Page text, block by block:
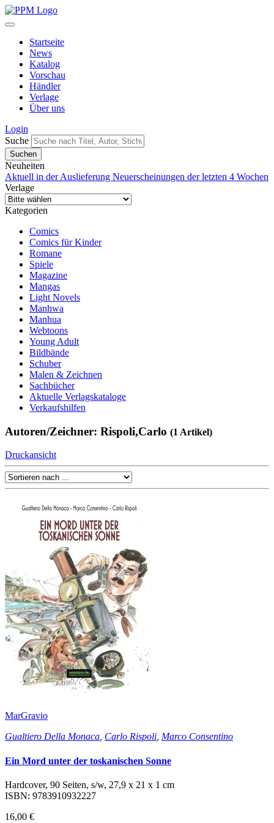
Startseite
News
Katalog
Vorschau
Händler
Verlage
Über uns
Login
Suche
Neuheiten
Aktuell in der Auslieferung Neuerscheinungen der letzten 4 Wochen
Verlage
Kategorien
Comics
Comics für Kinder
Romane
Spiele
Magazine
Mangas
Light Novels
Manhwa
Manhua
Webtoons
Young Adult
Bildbände
Schuber
Malen & Zeichnen
Sachbücher
Aktuelle Verlagskataloge
Verkaufshilfen
Autoren/Zeichner: Rispoli,Carlo (1 Artikel)
Druckansicht
MarGravio
Gualtiero Della Monaca, Carlo Rispoli, Marco Consentino
Ein Mord unter der toskanischen Sonne
Hardcover, 90 Seiten, s/w, 27,9 x 21 x 1 cm
ISBN: 9783910932227
16,00 €